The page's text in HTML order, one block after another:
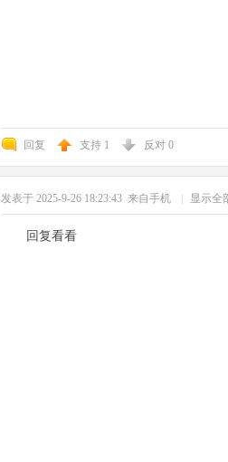
回复 支持 1 反对 0
发表于 2025-9-26 18:23:43 来自手机 显示全
回复看看